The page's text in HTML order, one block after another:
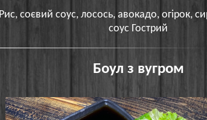
Рис, соєвий соус, лосось, авокадо, огірок,
соус Гострий
Боул з вугром